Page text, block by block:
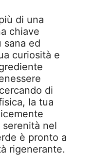
di una
chiave
sana ed
curiosità e
di
la tua
nel
è pronto a
rigenerante.